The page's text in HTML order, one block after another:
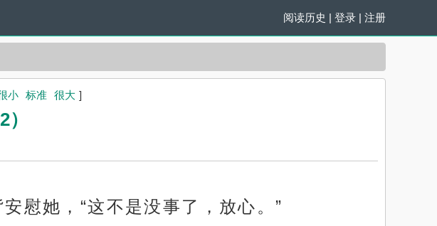
阅读历史 | 登录 | 注册
小 标准 很大 ]
慰她，“这不是没事了，放心。”